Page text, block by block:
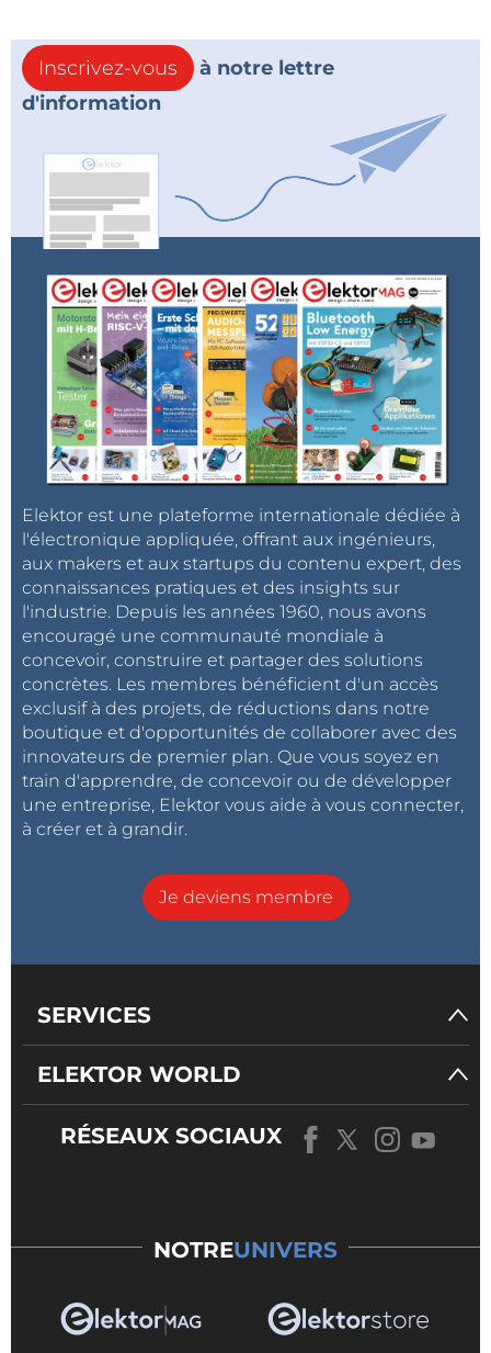
Inscrivez-vous
à notre lettre
d'information
Elektor est une plateforme internationale dédiée à
l'électronique appliquée, offrant aux ingénieurs,
aux makers et aux startups du contenu expert, des
connaissances pratiques et des insights sur
l'industrie. Depuis les années 1960, nous avons
encouragé une communauté mondiale à
concevoir, construire et partager des solutions
concrètes. Les membres bénéficient d'un accès
exclusif à des projets, de réductions dans notre
boutique et d'opportunités de collaborer avec des
innovateurs de premier plan. Que vous soyez en
train d'apprendre, de concevoir ou de développer
une entreprise, Elektor vous aide à vous connecter,
à créer et à grandir.
Je deviens membre
SERVICES
ELEKTOR WORLD
RÉSEAUX SOCIAUX
NOTREUNIVERS